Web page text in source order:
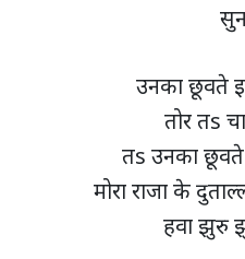
उनका छूवते
तोर तs
तs उनका
मोरा राजा के
हवा झुरु